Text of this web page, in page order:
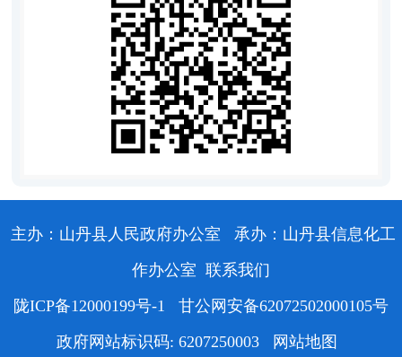
主办：山丹县人民政府办公室
承办：山丹县信息化工
作办公室 联系我们
陇ICP备12000199号-1
甘公网安备62072502000105号
政府网站标识码: 6207250003
网站地图